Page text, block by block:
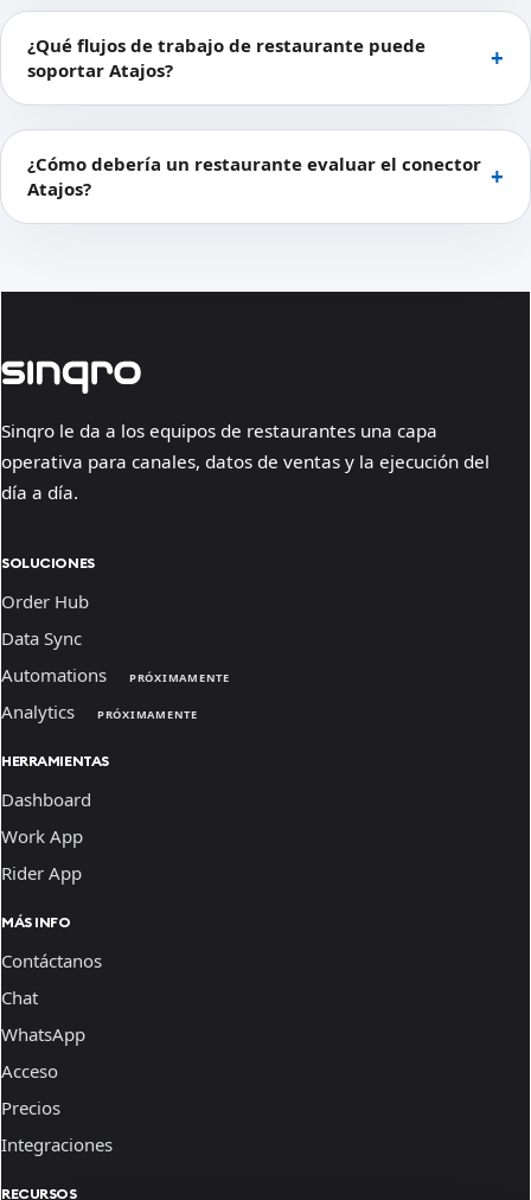
¿Qué flujos de trabajo de restaurante puede
soportar Atajos?
¿Cómo debería un restaurante evaluar el conector
Atajos?
Sinqro le da a los equipos de restaurantes una capa
operativa para canales, datos de ventas y la ejecución del
día a día.
SOLUCIONES
Order Hub
Data Sync
Automations
PRÓXIMAMENTE
Analytics PRÓXIMAMENTE
HERRAMIENTAS
Dashboard
Work App
Rider App
MÁS INFO
Contáctanos
Chat
WhatsApp
Acceso
Precios
Integraciones
RECURSOS